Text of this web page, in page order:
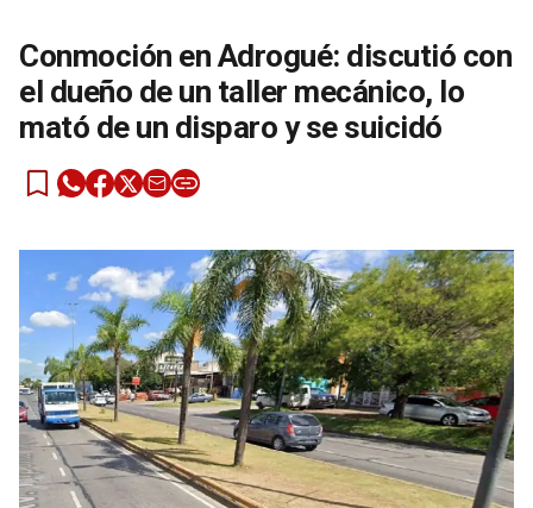
Conmoción en Adrogué: discutió con
el dueño de un taller mecánico, lo
mató de un disparo y se suicidó